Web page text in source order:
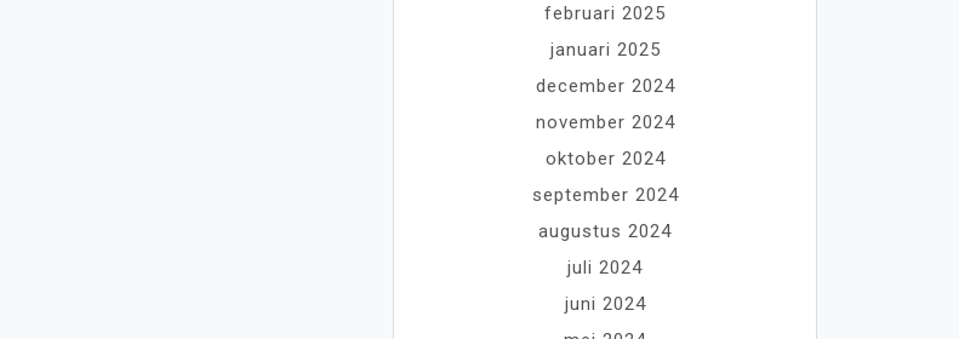
februari 2025
januari 2025
december 2024
november 2024
oktober 2024
september 2024
augustus 2024
juli 2024
juni 2024